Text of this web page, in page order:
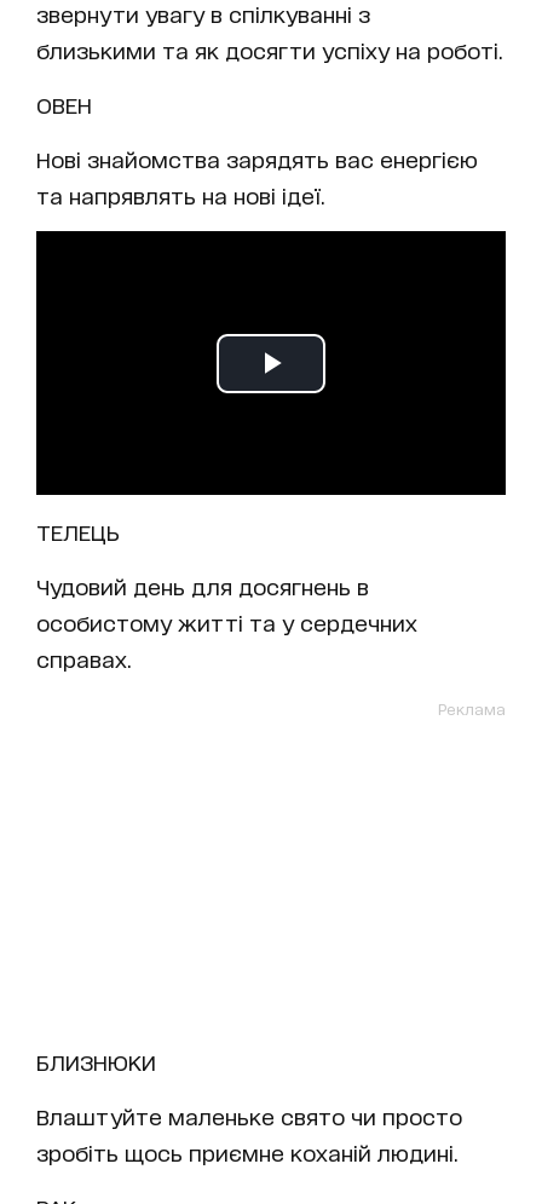
звернути увагу в спілкуванні з
близькими та як досягти успіху на роботі.
ОВЕН
Нові знайомства зарядять вас енергією
та напрявлять на нові ідеї.
ТЕЛЕЦЬ
Чудовий день для досягнень в
особистому житті та у сердечних
справах.
Реклама
БЛИЗНЮКИ
Влаштуйте маленьке свято чи просто
зробіть щось приємне коханій людині.